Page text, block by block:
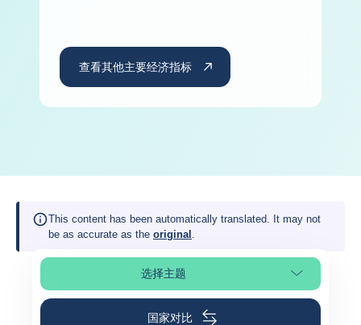
查看其他主要经济指标
This content has been automatically translated. It may not
be as accurate as the original .
选择主题
选择页面
国家对比